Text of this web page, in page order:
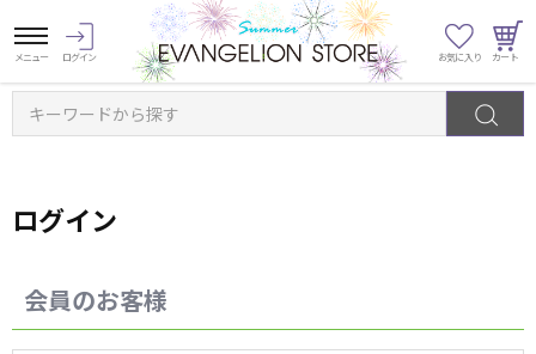
キーワードから探す
ログイン
会員のお客様